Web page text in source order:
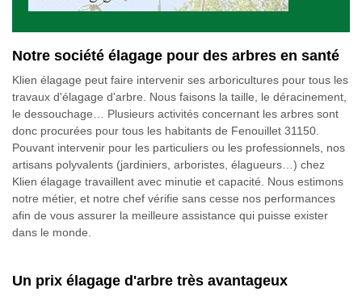
Notre société élagage pour des arbres en santé
Klien élagage peut faire intervenir ses arboricultures pour tous les
travaux d'élagage d'arbre. Nous faisons la taille, le déracinement,
le dessouchage… Plusieurs activités concernant les arbres sont
donc procurées pour tous les habitants de Fenouillet 31150.
Pouvant intervenir pour les particuliers ou les professionnels, nos
artisans polyvalents (jardiniers, arboristes, élagueurs…) chez
Klien élagage travaillent avec minutie et capacité. Nous estimons
notre métier, et notre chef vérifie sans cesse nos performances
afin de vous assurer la meilleure assistance qui puisse exister
dans le monde.
Un prix élagage d'arbre très avantageux